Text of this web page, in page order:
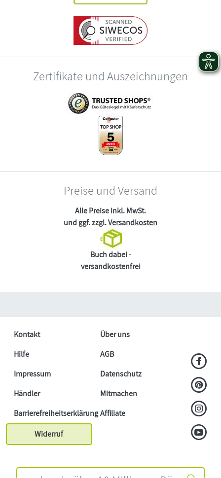
Zertifikate und Auszeichnungen
Preise und Versand
Alle Preise inkl. MwSt.
und ggf. zzgl.Versandkosten
Buch dabei -
versandkostenfrei
Kontakt
Über uns
Hilfe
AGB
Impressum
Datenschutz
Händler
Mitmachen
BarrierefreiheitserklärungAffiliate
Widerruf